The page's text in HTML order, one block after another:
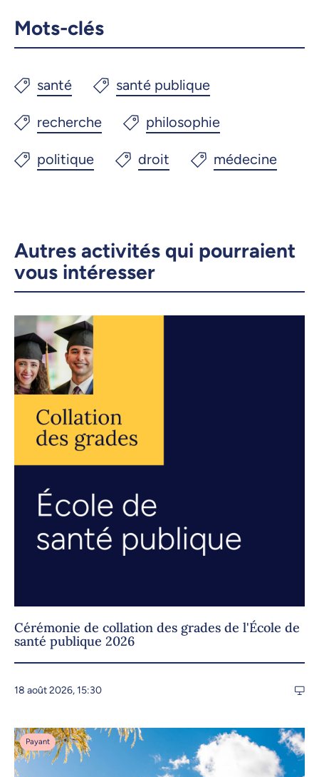
Mots-clés
Autres activités qui pourraient
vous intéresser
Cérémonie de collation des grades de l'École de
santé publique 2026
18 août 2026, 15:30
Payant